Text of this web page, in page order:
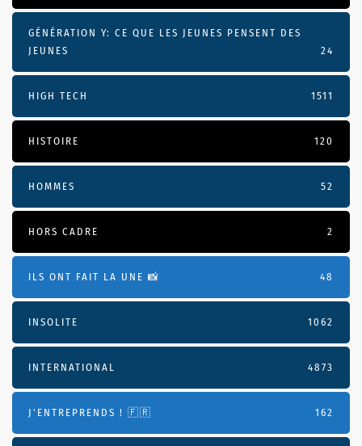
GÉNÉRATION Y: CE QUE LES JEUNES PENSENT DES
JEUNES
24
HIGH TECH 1511
HISTOIRE 120
HOMMES 52
HORS CADRE 2
ILS ONT FAIT LA UNE 📸 48
INSOLITE 1062
INTERNATIONAL 4873
J'ENTREPRENDS ! 🇫🇷 162